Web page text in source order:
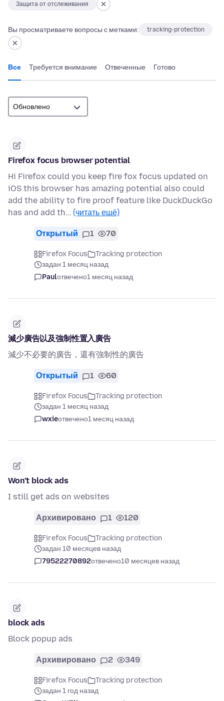
Защита от отслеживания
Вы просматриваете вопросы с метками: tracking-protection
Все Требуется внимание Отвеченные Готово
Firefox focus browser potential
Hi Firefox could you keep fire fox focus updated on
iOS this browser has amazing potential also could
add the ability to fire proof feature like DuckDuckGo
has and add th… (читать ещё)
Открытый 1 70
Firefox Focus
Tracking protection
задан 1 месяц назад
Paulотвечено1 месяц назад
減少廣告以及強制性置入廣告
減少不必要的廣告，還有強制性的廣告
Открытый 1 60
Firefox Focus
Tracking protection
задан 1 месяц назад
wxieотвечено1 месяц назад
Won’t block ads
I still get ads on websites
Архивировано 1 120
Firefox Focus
Tracking protection
задан 10 месяцев назад
79522270892отвечено10 месяцев назад
block ads
Block popup ads
Архивировано 2 349
Firefox Focus
Tracking protection
задан 1 год назад